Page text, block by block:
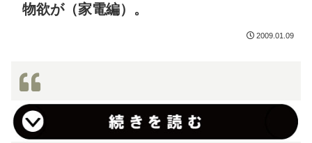
物欲が（家電編）。
2009.01.09